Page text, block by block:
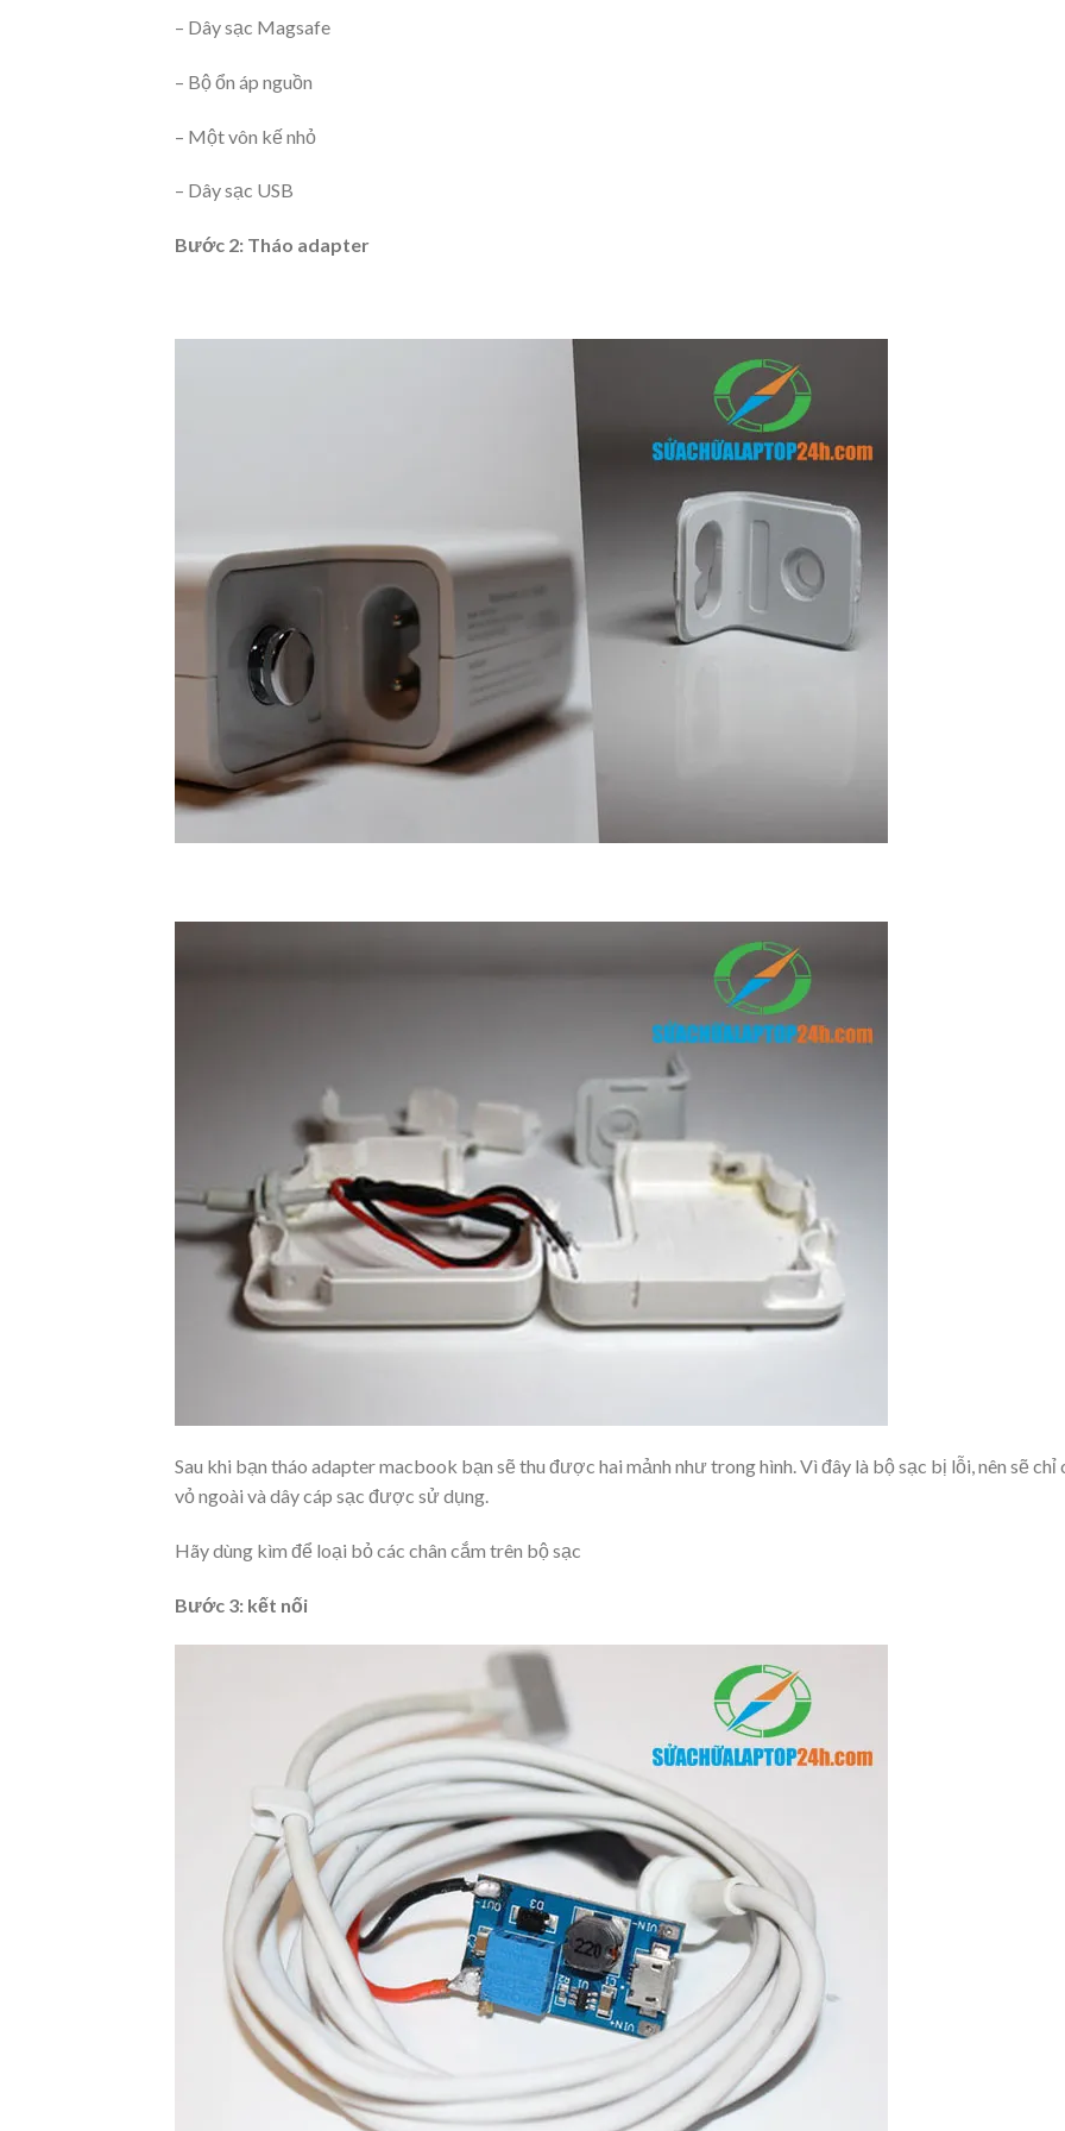
– Dây sạc Magsafe
– Bộ ổn áp nguồn
– Một vôn kế nhỏ
– Dây sạc USB
Bước 2: Tháo adapter
Sau khi bạn tháo adapter macbook bạn sẽ thu được hai mảnh như trong hình. Vì đây là bộ sạc bị lỗi, nên sẽ chỉ
vỏ ngoài và dây cáp sạc được sử dụng.
Hãy dùng kìm để loại bỏ các chân cắm trên bộ sạc
Bước 3: kết nối